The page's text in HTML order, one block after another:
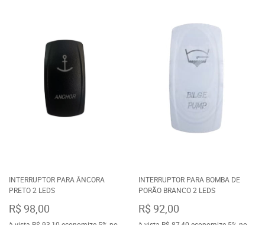
INTERRUPTOR PARA ÂNCORA
PRETO 2 LEDS
R$ 98,00
INTERRUPTOR PARA BOMBA DE
PORÃO BRANCO 2 LEDS
R$ 92,00